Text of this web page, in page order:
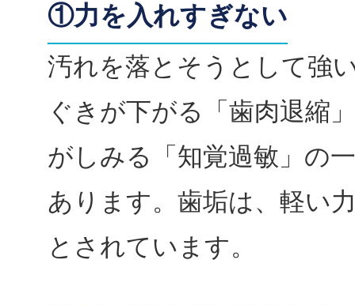
①力を入れすぎない
汚れを落とそうとして強
ぐきが下がる「歯肉退縮
がしみる「知覚過敏」の
あります。歯垢は、軽い
とされています。